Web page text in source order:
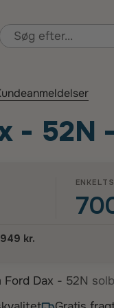
- 52N
kr.
Dax - 52N